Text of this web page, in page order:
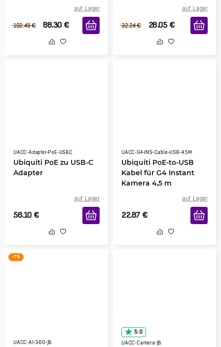
auf Lager
102.48 € 88.30 €
auf Lager
32.24 € 28.05 €
UACC-Adapter-PoE-USBC
Ubiquiti PoE zu USB-C
Adapter
auf Lager
56.10 €
UACC-G4-INS-Cable-USB-4.5M
Ubiquiti PoE-to-USB
Kabel für G4 Instant
Kamera 4,5 m
auf Lager
22.87 €
-7 %
UACC-AI-360-JB
5.0
UACC-Camera-JB